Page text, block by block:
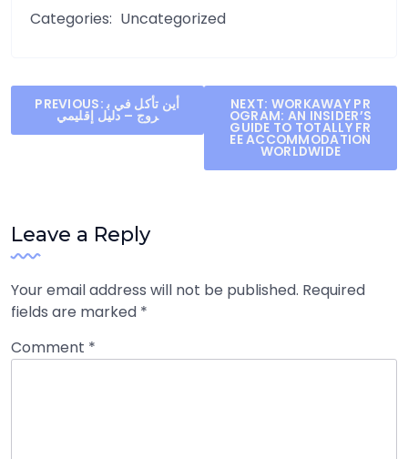
Categories: Uncategorized
Post
navigation
PREVIOUS: أين تأكل في ب
روج – دليل إقليمي
NEXT: WORKAWAY PR
OGRAM: AN INSIDER’S
GUIDE TO TOTALLY FR
EE ACCOMMODATION
WORLDWIDE
Leave a Reply
Your email address will not be published. Required
fields are marked *
Comment *